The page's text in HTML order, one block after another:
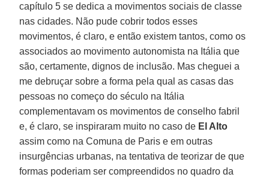
capítulo 5 se dedica a movimentos sociais de classe
nas cidades. Não pude cobrir todos esses
movimentos, é claro, e então existem tantos, como os
associados ao movimento autonomista na Itália que
são, certamente, dignos de inclusão. Mas cheguei a
me debruçar sobre a forma pela qual as casas das
pessoas no começo do século na Itália
complementavam os movimentos de conselho fabril
e, é claro, se inspiraram muito no caso de El Alto
assim como na Comuna de Paris e em outras
insurgências urbanas, na tentativa de teorizar de que
formas poderiam ser compreendidos no quadro da